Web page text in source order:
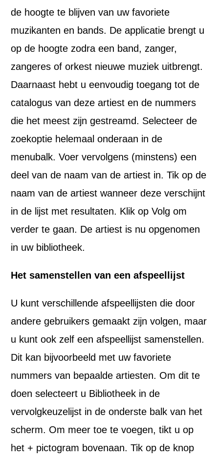
de hoogte te blijven van uw favoriete
muzikanten en bands. De applicatie brengt u
op de hoogte zodra een band, zanger,
zangeres of orkest nieuwe muziek uitbrengt.
Daarnaast hebt u eenvoudig toegang tot de
catalogus van deze artiest en de nummers
die het meest zijn gestreamd. Selecteer de
zoekoptie helemaal onderaan in de
menubalk. Voer vervolgens (minstens) een
deel van de naam van de artiest in. Tik op de
naam van de artiest wanneer deze verschijnt
in de lijst met resultaten. Klik op Volg om
verder te gaan. De artiest is nu opgenomen
in uw bibliotheek.
Het samenstellen van een afspeellijst
U kunt verschillende afspeellijsten die door
andere gebruikers gemaakt zijn volgen, maar
u kunt ook zelf een afspeellijst samenstellen.
Dit kan bijvoorbeeld met uw favoriete
nummers van bepaalde artiesten. Om dit te
doen selecteert u Bibliotheek in de
vervolgkeuzelijst in de onderste balk van het
scherm. Om meer toe te voegen, tikt u op
het + pictogram bovenaan. Tik op de knop